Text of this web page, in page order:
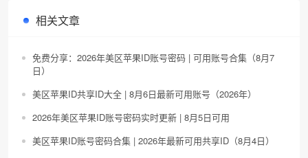
相关文章
免费分享：2026年美区苹果ID账号密码 | 可用账号合集（8月7
日）
美区苹果ID共享ID大全 | 8月6日最新可用账号（2026年）
2026年美区苹果ID账号密码实时更新 | 8月5日可用
美区苹果ID账号密码合集 | 2026年最新可用共享ID（8月4日）